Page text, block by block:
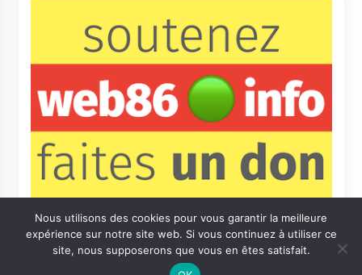
Nous utilisons des cookies pour vous garantir la meilleure
expérience sur notre site web. Si vous continuez à utiliser ce
site, nous supposerons que vous en êtes satisfait.